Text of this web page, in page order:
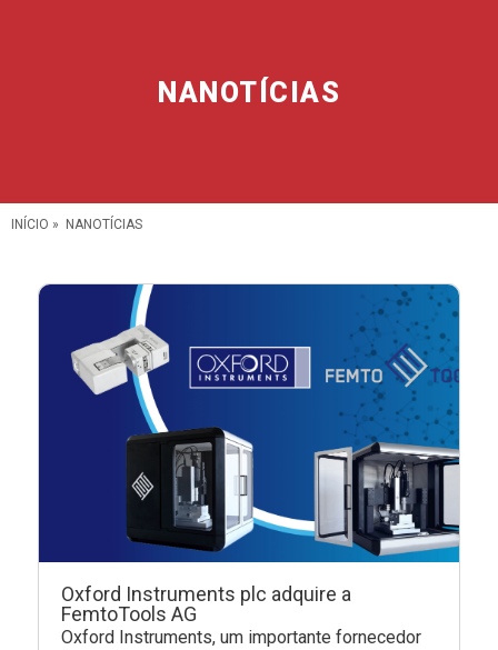
NANOTÍCIAS
INÍCIO » NANOTÍCIAS
Oxford Instruments plc adquire a
FemtoTools AG
Oxford Instruments, um importante fornecedor